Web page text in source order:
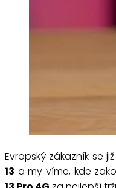
Evropský zákazník se
13 a my víme, kde